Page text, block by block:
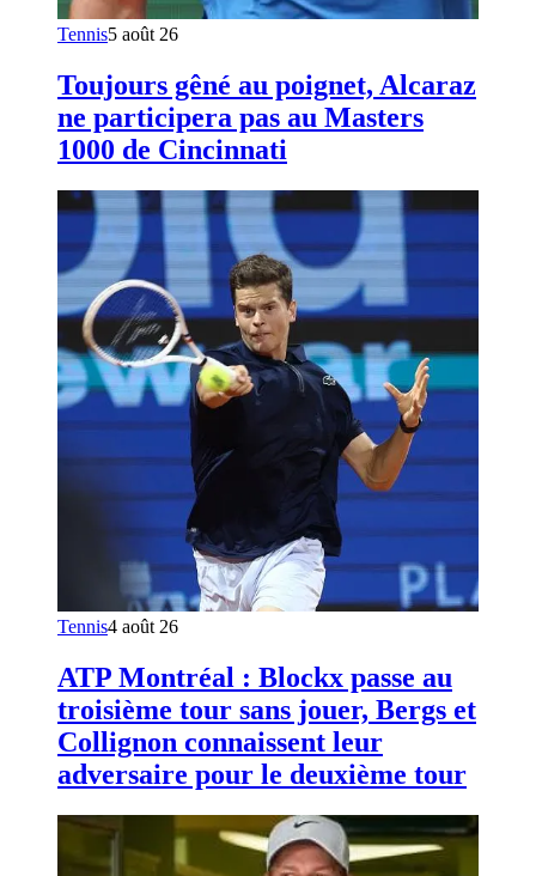
Tennis5 août 26
Toujours gêné au poignet, Alcaraz
ne participera pas au Masters
1000 de Cincinnati
Tennis4 août 26
ATP Montréal : Blockx passe au
troisième tour sans jouer, Bergs et
Collignon connaissent leur
adversaire pour le deuxième tour